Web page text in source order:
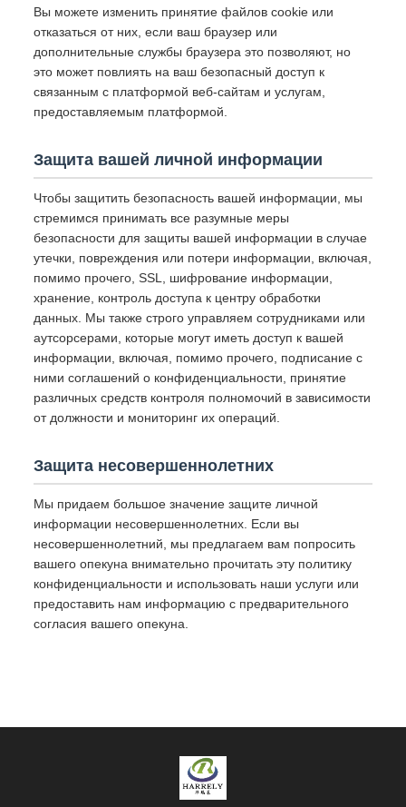
Вы можете изменить принятие файлов cookie или
отказаться от них, если ваш браузер или
дополнительные службы браузера это позволяют, но
это может повлиять на ваш безопасный доступ к
связанным с платформой веб-сайтам и услугам,
предоставляемым платформой.
Защита вашей личной информации
Чтобы защитить безопасность вашей информации, мы
стремимся принимать все разумные меры
безопасности для защиты вашей информации в случае
утечки, повреждения или потери информации, включая,
помимо прочего, SSL, шифрование информации,
хранение, контроль доступа к центру обработки
данных. Мы также строго управляем сотрудниками или
аутсорсерами, которые могут иметь доступ к вашей
информации, включая, помимо прочего, подписание с
ними соглашений о конфиденциальности, принятие
различных средств контроля полномочий в зависимости
от должности и мониторинг их операций.
Защита несовершеннолетних
Мы придаем большое значение защите личной
информации несовершеннолетних. Если вы
несовершеннолетний, мы предлагаем вам попросить
вашего опекуна внимательно прочитать эту политику
конфиденциальности и использовать наши услуги или
предоставить нам информацию с предварительного
согласия вашего опекуна.